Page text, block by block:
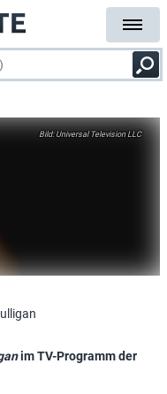
Universal Television LLC
im TV-Programm der